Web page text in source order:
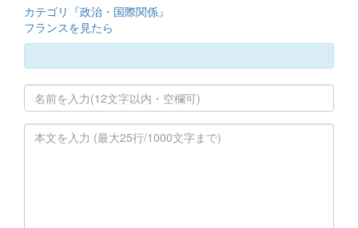
カテゴリ『政治・国際関係』
フランスを見たら